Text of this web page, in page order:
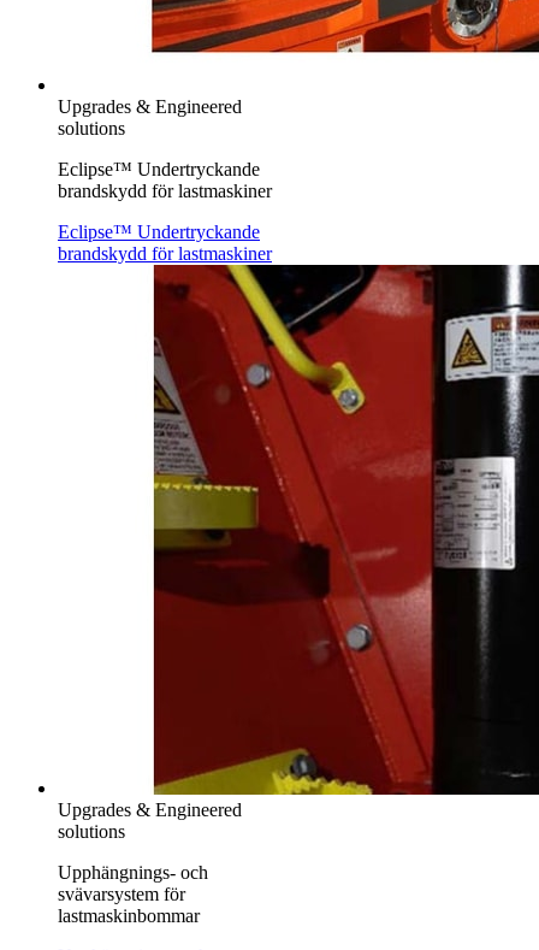
Upgrades & Engineered
solutions
Eclipse™ Undertryckande
brandskydd för lastmaskiner
Eclipse™ Undertryckande
brandskydd för lastmaskiner
Upgrades & Engineered
solutions
Upphängnings- och
svävarsystem för
lastmaskinbommar